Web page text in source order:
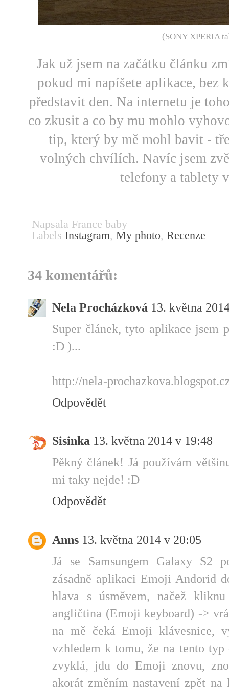
(SONY XPERIA
Jak už jsem na začátku článku
pokud mi napíšete aplikace, bez
představit den. Na internetu je
co zkusit a co by mu mohlo
tip, který by mě mohl bavit -
volných chvílích. Navíc jsem
telefony a tablety
Napsala France baby
Labels Instagram, My photo, Recenze
34 komentářů:
Nela Procházková 13. května
Super článek, tyto aplikace jsem
:D )...
http://nela-
Odpovědět
Sisinka 13. května 2014 v 19:48
Pěkný článek! Já používám
mi taky nejde! :D
Odpovědět
Anns 13. května 2014 v 20:05
Já se Samsungem Galaxy S2
zásadně aplikaci Emoji Andorid
hlava s úsměvem, načež
angličtina (Emoji keyboard) ->
na mě čeká Emoji klávesnice,
vzhledem k tomu, že na tento
zvyklá, jdu do Emoji znovu,
akorát změním nastavení zpět